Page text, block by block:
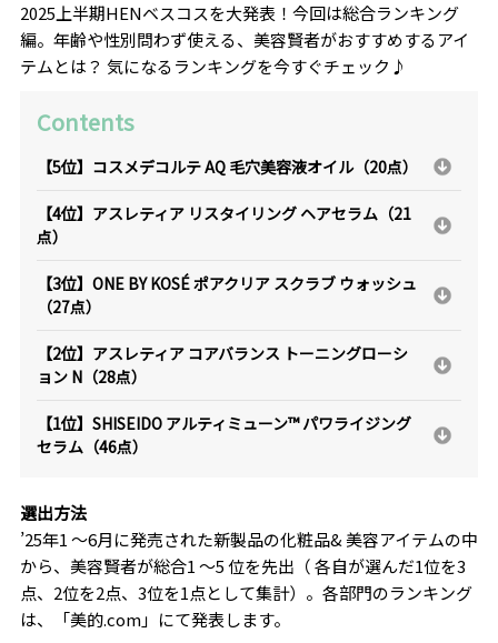
2025上半期HENベスコスを大発表！今回は総合ランキング
編。年齢や性別問わず使える、美容賢者がおすすめするアイ
テムとは？ 気になるランキングを今すぐチェック♪
Contents
【5位】コスメデコルテ AQ 毛穴美容液オイル（20点）
【4位】アスレティア リスタイリング ヘアセラム（21
点）
【3位】ONE BY KOSÉ ポアクリア スクラブ ウォッシュ
（27点）
【2位】アスレティア コアバランス トーニングローシ
ョン N（28点）
【1位】SHISEIDO アルティミューン™ パワライジング
セラム（46点）
選出方法
’25年1 〜6月に発売された新製品の化粧品& 美容アイテムの中
から、美容賢者が総合1 〜5 位を先出（ 各自が選んだ1位を3
点、2位を2点、3位を1点として集計）。各部門のランキング
は、「美的.com」にて発表します。